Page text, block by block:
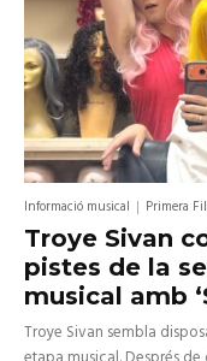
Informació musical Primera
Troye Sivan
pistes de la
musical amb
Troye Sivan sembla